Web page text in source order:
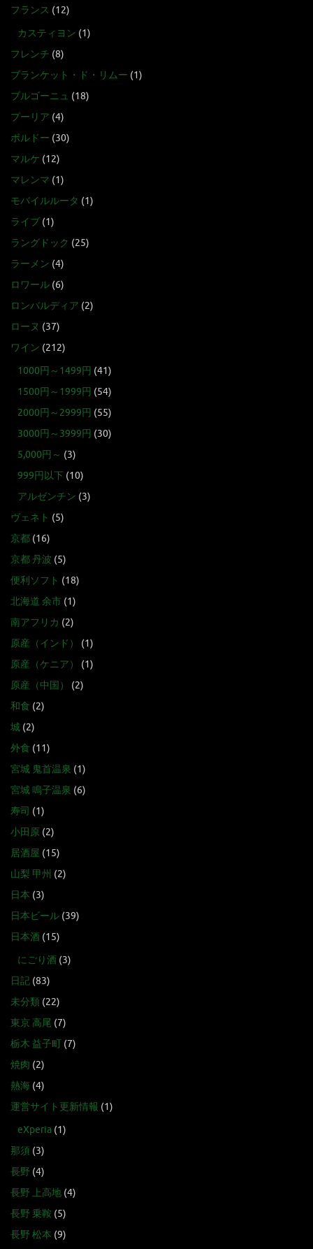
フランス (12)
カスティヨン (1)
フレンチ (8)
ブランケット・ド・リムー (1)
ブルゴーニュ (18)
プーリア (4)
ボルドー (30)
マルケ (12)
マレンマ (1)
モバイルルータ (1)
ライブ (1)
ラングドック (25)
ラーメン (4)
ロワール (6)
ロンバルディア (2)
ローヌ (37)
ワイン (212)
1000円～1499円 (41)
1500円～1999円 (54)
2000円～2999円 (55)
3000円～3999円 (30)
5,000円～ (3)
999円以下 (10)
アルゼンチン (3)
ヴェネト (5)
京都 (16)
京都 丹波 (5)
便利ソフト (18)
北海道 余市 (1)
南アフリカ (2)
原産（インド）
(1)
原産（ケニア）
(1)
原産（中国）
(2)
和食 (2)
城 (2)
外食 (11)
宮城 鬼首温泉 (1)
宮城 鳴子温泉 (6)
寿司 (1)
小田原 (2)
居酒屋 (15)
山梨 甲州 (2)
日本 (3)
日本ビール (39)
日本酒 (15)
にごり酒 (3)
日記 (83)
未分類 (22)
東京 高尾 (7)
栃木 益子町 (7)
焼肉 (2)
熱海 (4)
運営サイト更新情報 (1)
eXperia (1)
那須 (3)
長野 (4)
長野 上高地 (4)
長野 乗鞍 (5)
長野 松本 (9)